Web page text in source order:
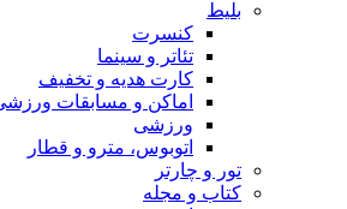
بلیط
کنسرت
تئاتر و سینما
کارت هدیه و تخفیف
اماکن و مسابقات ورزشی
ورزشی
اتوبوس، مترو و قطار
تور و چارتر
کتاب و مجله